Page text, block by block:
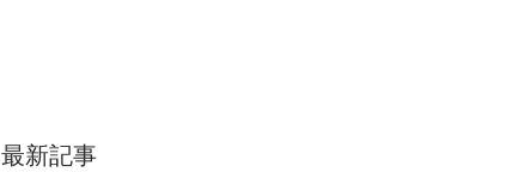
最新記事